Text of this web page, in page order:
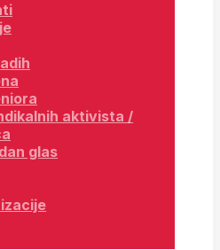
aktivista /
glas